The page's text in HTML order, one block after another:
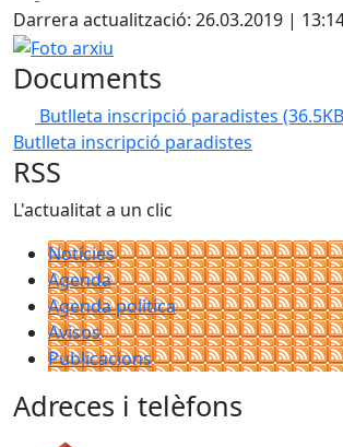
Darrera actualització: 26.03.2019 |
Foto arxiu
Documents
Butlleta inscripció paradistes
Butlleta inscripció paradistes
RSS
L'actualitat a un clic
Notícies
Agenda
Agenda política
Avisos
Publicacions
Adreces i telèfons